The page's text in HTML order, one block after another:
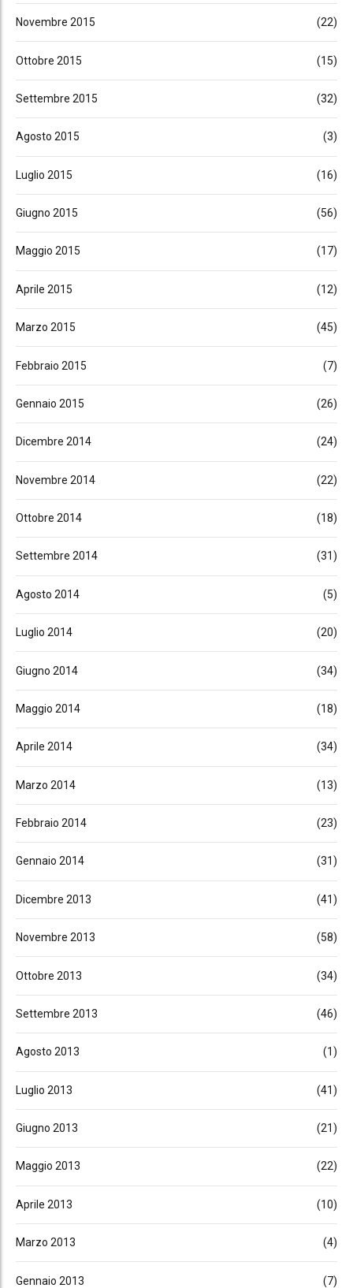
Novembre 2015 (22)
Ottobre 2015 (15)
Settembre 2015 (32)
Agosto 2015 (3)
Luglio 2015 (16)
Giugno 2015 (56)
Maggio 2015 (17)
Aprile 2015 (12)
Marzo 2015 (45)
Febbraio 2015 (7)
Gennaio 2015 (26)
Dicembre 2014 (24)
Novembre 2014 (22)
Ottobre 2014 (18)
Settembre 2014 (31)
Agosto 2014 (5)
Luglio 2014 (20)
Giugno 2014 (34)
Maggio 2014 (18)
Aprile 2014 (34)
Marzo 2014 (13)
Febbraio 2014 (23)
Gennaio 2014 (31)
Dicembre 2013 (41)
Novembre 2013 (58)
Ottobre 2013 (34)
Settembre 2013 (46)
Agosto 2013 (1)
Luglio 2013 (41)
Giugno 2013 (21)
Maggio 2013 (22)
Aprile 2013 (10)
Marzo 2013 (4)
Gennaio 2013 (7)